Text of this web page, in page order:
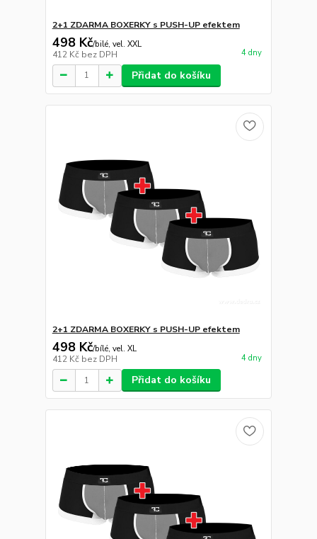
2+1 ZDARMA BOXERKY s PUSH-UP efektem
498 Kč/bilé, vel. XXL
412 Kč bez DPH 4 dny
Přidat do košíku
2+1 ZDARMA BOXERKY s PUSH-UP efektem
498 Kč/bílé, vel. XL
412 Kč bez DPH 4 dny
Přidat do košíku